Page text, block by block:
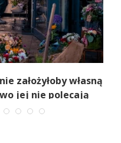
założyłoby własną
jej nie polecają